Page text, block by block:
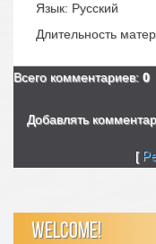
Язык: Русский
Длительность
Всего комментариев: 0
Добавлять
[
WELCOME!